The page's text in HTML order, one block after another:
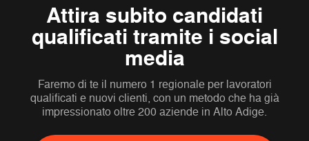
Attira subito candidati
qualificati tramite i social
media
Faremo di te il numero 1 regionale per lavoratori
qualificati e nuovi clienti, con un metodo che ha già
impressionato oltre 200 aziende in Alto Adige.